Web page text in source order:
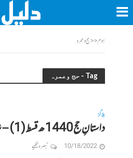
ہوم<<حج وعمرہ
Tag - حج وعمرہ
بلاگز
داستانِ حج 1440 ھ قسط (1)‎‎ – شاہ فیصل ناصرؔ
10/18/2022 تبصرہ لکھیے